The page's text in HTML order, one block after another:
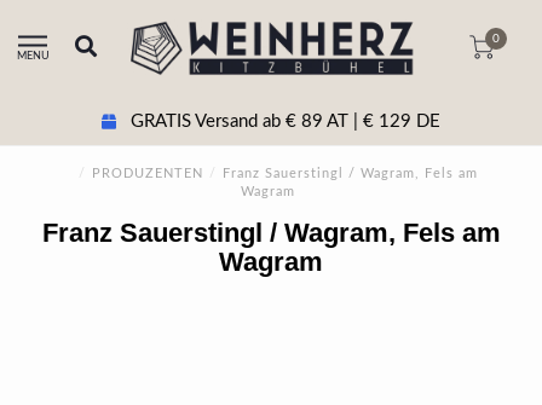
MENU
0
GRATIS Versand ab € 89 AT | € 129 DE
/ PRODUZENTEN /
Franz Sauerstingl / Wagram, Fels am
Wagram
Franz Sauerstingl / Wagram, Fels am
Wagram